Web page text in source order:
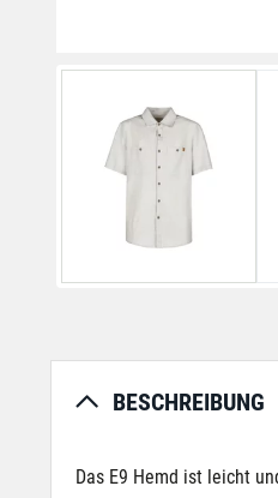
BESCHREIBUNG
Das E9 Hemd ist leicht